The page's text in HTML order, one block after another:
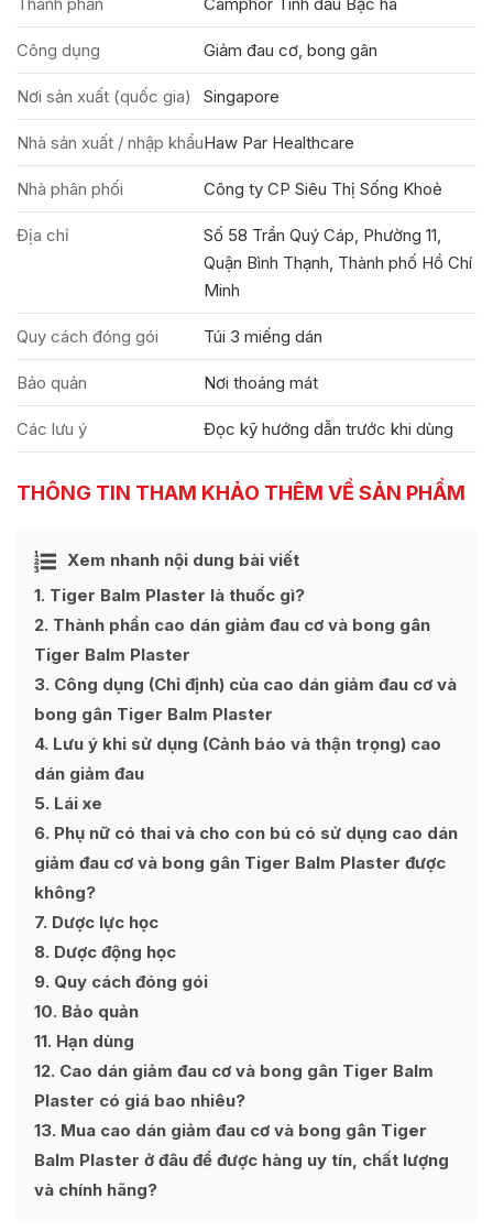
Công dụng Giảm đau cơ, bong gân
Nơi sản xuất (quốc gia) Singapore
Nhà sản xuất / nhập khẩuHaw Par Healthcare
Nhà phân phối Công ty CP Siêu Thị Sống Khoẻ
Địa chỉ
Số 58 Trần Quý Cáp, Phường 11,
Quận Bình Thạnh, Thành phố Hồ Chí
Minh
Quy cách đóng gói Túi 3 miếng dán
Bảo quản Nơi thoáng mát
Các lưu ý Đọc kỹ hướng dẫn trước khi dùng
THÔNG TIN THAM KHẢO THÊM VỀ SẢN PHẨM
Xem nhanh nội dung bài viết
Ẩn
1 Tiger Balm Plaster là thuốc gì?
2 Thành phần cao dán giảm đau cơ và bong gân
Tiger Balm Plaster
3 Công dụng (Chỉ định) của cao dán giảm đau cơ và
bong gân Tiger Balm Plaster
4 Lưu ý khi sử dụng (Cảnh báo và thận trọng) cao
dán giảm đau
5 Lái xe
6 Phụ nữ có thai và cho con bú có sử dụng cao dán
giảm đau cơ và bong gân Tiger Balm Plaster được
không?
7 Dược lực học
8 Dược động học
9 Quy cách đóng gói
10 Bảo quản
11 Hạn dùng
12 Cao dán giảm đau cơ và bong gân Tiger Balm
Plaster có giá bao nhiêu?
13 Mua cao dán giảm đau cơ và bong gân Tiger
Balm Plaster ở đâu để được hàng uy tín, chất lượng
và chính hãng?